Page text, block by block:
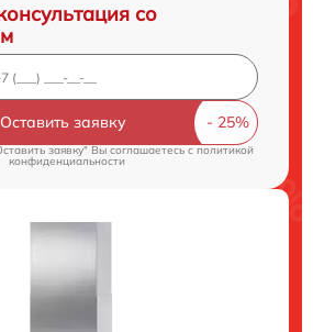
со
Оставить заявку
заявку" Вы соглашаетесь cполитикой
конфиденциальности